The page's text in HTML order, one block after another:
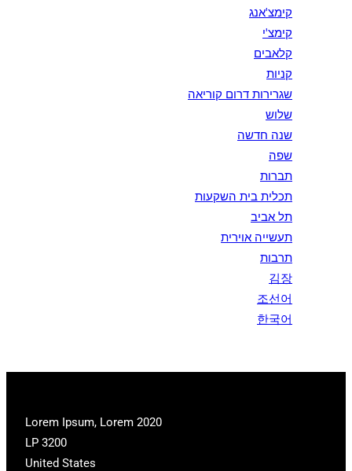
קימצ'אנג
קימצ'י
קלאבים
קניות
שגרירות דרום קוריאה
שלוש
שנה חדשה
שפה
תברות
תכלית בית השקעות
תל אביב
תעשייה אוירית
תרבות
김장
조선어
한국어
2020 Lorem Ipsum, Lorem
LP 3200
United States